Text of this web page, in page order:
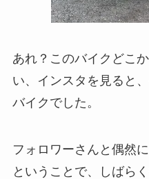
あれ？このバイクどこ
い、インスタを見ると
バイクでした。
フォロワーさんと偶然
ということで、しばら